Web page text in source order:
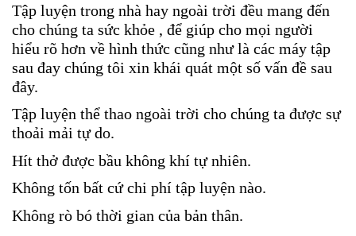
Tập luyện trong nhà hay ngoài trời đều mang đến
cho chúng ta sức khỏe , để giúp cho mọi người
hiểu rõ hơn về hình thức cũng như là các máy tập
sau đay chúng tôi xin khái quát một số vấn đề sau
đây.
Tập luyện thể thao ngoài trời cho chúng ta được sự
thoải mải tự do.
Hít thở được bầu không khí tự nhiên.
Không tốn bất cứ chi phí tập luyện nào.
Không rò bó thời gian của bản thân.